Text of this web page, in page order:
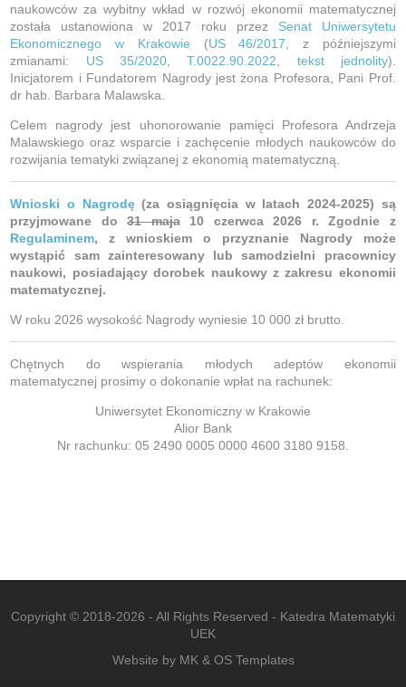
naukowców za wybitny wkład w rozwój ekonomii matematycznej
została ustanowiona w 2017 roku przez Senat Uniwersytetu
Ekonomicznego w Krakowie (US 46/2017 , z późniejszymi
zmianami: US 35/2020,T.0022.90.2022 tekst jednolity).
Inicjatorem i Fundatorem Nagrody jest żona Profesora, Pani Prof.
dr hab. Barbara Malawska.
Celem nagrody jest uhonorowanie pamięci Profesora Andrzeja
Malawskiego oraz wsparcie i zachęcenie młodych naukowców do
rozwijania tematyki związanej z ekonomią matematyczną.
Wnioski o Nagrodę(za osiągnięcia w latach 2024-2025) są
przyjmowane do31 maja10 czerwca 2026 r. Zgodnie z
Regulaminem, z wnioskiem o przyznanie Nagrody może
wystąpić sam zainteresowany lub samodzielni pracownicy
naukowi, posiadający dorobek naukowy z zakresu ekonomii
matematycznej.
W roku 2026 wysokość Nagrody wyniesie 10 000 zł brutto.
Chętnych do wspierania młodych adeptów ekonomii
matematycznej prosimy o dokonanie wpłat na rachunek:
Uniwersytet Ekonomiczny w Krakowie
Alior Bank
Nr rachunku: 05 2490 0005 0000 4600 3180 9158.
Copyright © 2018-2026 - All Rights Reserved - Katedra Matematyki
UEK
Website by MK & OS Templates